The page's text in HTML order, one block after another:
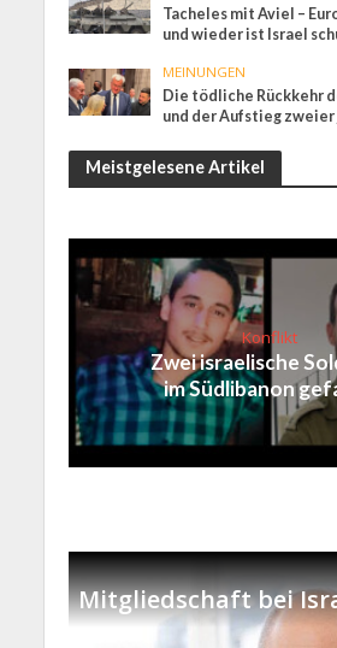
Tacheles mit Aviel –
und wieder ist Israel
MEINUNGEN
Die tödliche Rückkehr
und der Aufstieg
Meistgelesene Artikel
Konflikt
Zwei israelische
im Südlibanon
Mitgliedschaft bei